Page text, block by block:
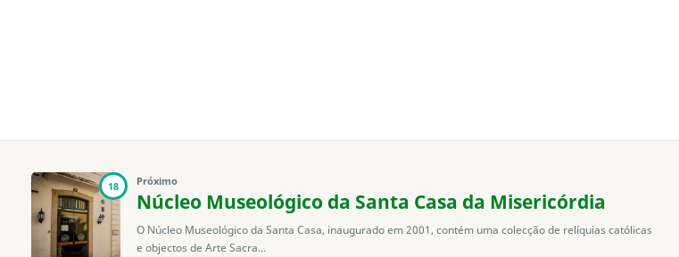
18 Próximo
Núcleo Museológico da Santa Casa da Misericórdia
O Núcleo Museológico da Santa Casa, inaugurado em 2001, contém uma colecção de relíquias católicas
e objectos de Arte Sacra...